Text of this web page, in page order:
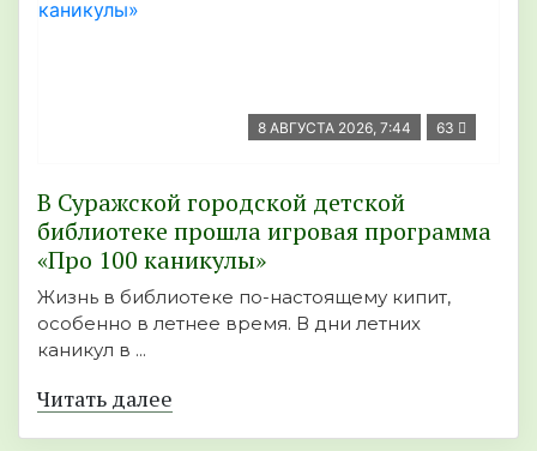
8 АВГУСТА 2026, 7:44 63
В Суражской городской детской
библиотеке прошла игровая программа
«Про 100 каникулы»
Жизнь в библиотеке по-настоящему кипит,
особенно в летнее время. В дни летних
каникул в ...
Читать далее